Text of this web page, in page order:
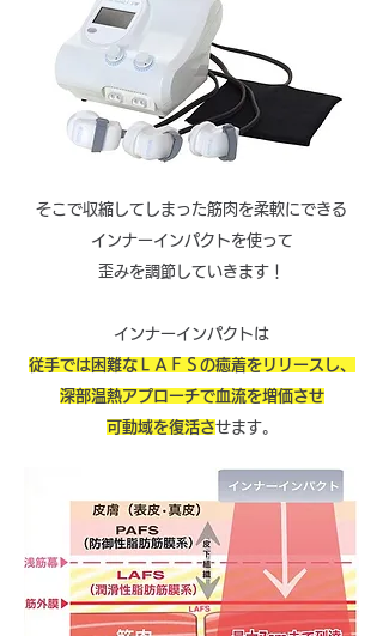
そこで収縮してしまった筋肉を柔軟にできる
​インナーインパクトを使って
歪みを調節していきます！
インナーインパクトは
従手では困難なＬＡＦＳの癒着をリリースし、
深部温熱アプローチで血流を増価させ
​可動域を復活させます。